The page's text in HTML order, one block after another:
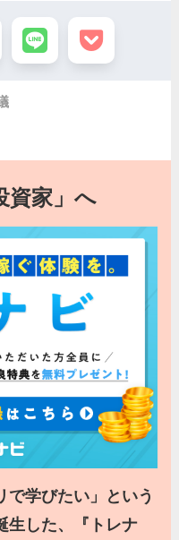
資家」へ
で学びたい」という
生した、『トレナ